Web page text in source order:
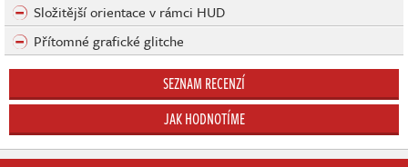
Složitější orientace v rámci HUD
Přítomné grafické glitche
SEZNAM RECENZÍ
JAK HODNOTÍME